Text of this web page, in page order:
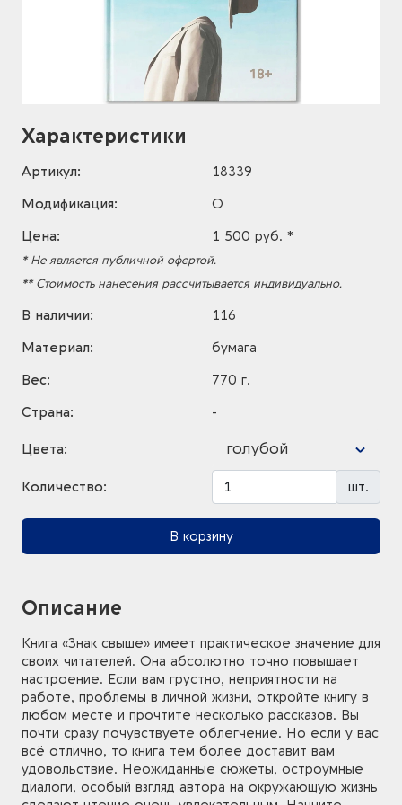
Характеристики
Артикул:
18339
Модификация:
O
Цена:
1 500 руб. *
* Не является публичной офертой.
** Стоимость нанесения рассчитывается индивидуально.
В наличии:
116
Материал:
бумага
Вес:
770 г.
Страна:
-
Цвета: голубой
Количество: шт.
В корзину
Описание
Книга «Знак свыше» имеет практическое значение для
своих читателей. Она абсолютно точно повышает
настроение. Если вам грустно, неприятности на
работе, проблемы в личной жизни, откройте книгу в
любом месте и прочтите несколько рассказов. Вы
почти сразу почувствуете облегчение. Но если у вас
всё отлично, то книга тем более доставит вам
удовольствие. Неожиданные сюжеты, остроумные
диалоги, особый взгляд автора на окружающую жизнь